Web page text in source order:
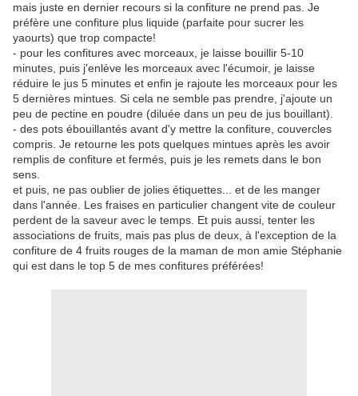
mais juste en dernier recours si la confiture ne prend pas. Je
préfère une confiture plus liquide (parfaite pour sucrer les
yaourts) que trop compacte!
- pour les confitures avec morceaux, je laisse bouillir 5-10
minutes, puis j'enlève les morceaux avec l'écumoir, je laisse
réduire le jus 5 minutes et enfin je rajoute les morceaux pour les
5 dernières mintues. Si cela ne semble pas prendre, j'ajoute un
peu de pectine en poudre (diluée dans un peu de jus bouillant).
- des pots ébouillantés avant d'y mettre la confiture, couvercles
compris. Je retourne les pots quelques mintues après les avoir
remplis de confiture et fermés, puis je les remets dans le bon
sens.
et puis, ne pas oublier de jolies étiquettes... et de les manger
dans l'année. Les fraises en particulier changent vite de couleur
perdent de la saveur avec le temps. Et puis aussi, tenter les
associations de fruits, mais pas plus de deux, à l'exception de la
confiture de 4 fruits rouges de la maman de mon amie Stéphanie
qui est dans le top 5 de mes confitures préférées!